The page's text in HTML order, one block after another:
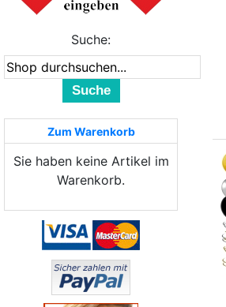
Suche:
Suche
Zum Warenkorb
Sie haben keine Artikel im
Warenkorb.